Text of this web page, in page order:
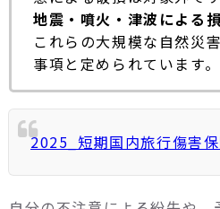
地震・噴火・津波による
これらの大規模な自然災
事項と定められています。
2025_短期国内旅行傷害